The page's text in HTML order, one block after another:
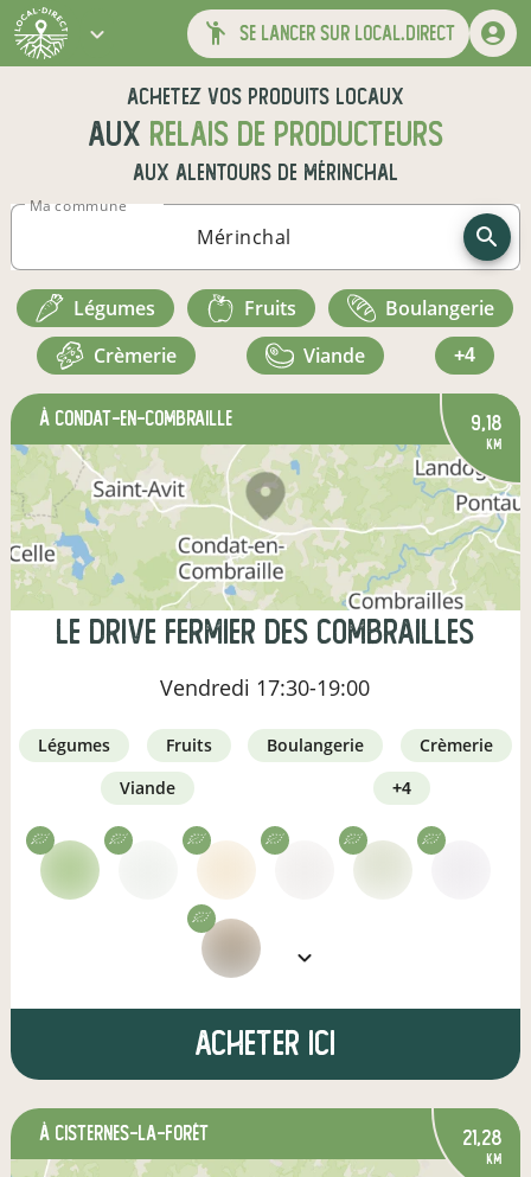
se lancer sur local.direct
Achetez vos produits locaux
aux relais de producteurs
aux alentours de Mérinchal
Ma commune
légumes fruits
boulangerie
crèmerie
viande +4
à Condat-en-Combraille 9,18
km
Le Drive Fermier des Combrailles
Vendredi 17:30-19:00
légumes fruits boulangerie
crèmerie
viande
+4
Acheter ici
à Cisternes-la-Forêt 21,28
km